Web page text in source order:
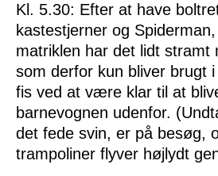
Kl. 5.30: Efter at have
kastestjerner og
matriklen har det lidt stramt
som derfor kun bliver brugt
fis ved at være klar til at
barnevognen udenfor.
det fede svin, er på besøg,
trampoliner flyver højlydt